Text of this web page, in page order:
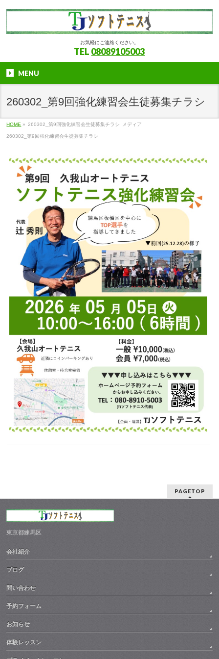
お気軽にご連絡ください。
TEL 08089105003
MENU
260302_第9回強化練習会生徒募集チラシ
HOME » 260302_第9回強化練習会生徒募集チラシ メディア
260302_第9回強化練習会生徒募集チラシ
PAGETOP
東京都練馬区
会社紹介
ブログ
問い合わせ
予約フォーム
お知らせ
体験レッスン